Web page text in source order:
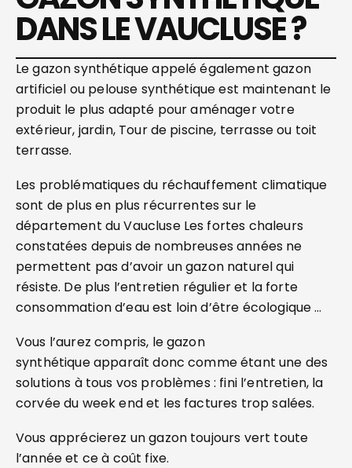
DANS LE VAUCLUSE ?
Le gazon synthétique appelé également gazon
artificiel ou pelouse synthétique est maintenant le
produit le plus adapté pour aménager votre
extérieur, jardin, Tour de piscine, terrasse ou toit
terrasse.
Les problématiques du réchauffement climatique
sont de plus en plus récurrentes sur le
département du Vaucluse Les fortes chaleurs
constatées depuis de nombreuses années ne
permettent pas d’avoir un gazon naturel qui
résiste. De plus l’entretien régulier et la forte
consommation d’eau est loin d’être écologique …
Vous l’aurez compris, le gazon
synthétique apparaît donc comme étant une des
solutions à tous vos problèmes : fini l’entretien, la
corvée du week end et les factures trop salées.
Vous apprécierez un gazon toujours vert toute
l’année et ce à coût fixe.